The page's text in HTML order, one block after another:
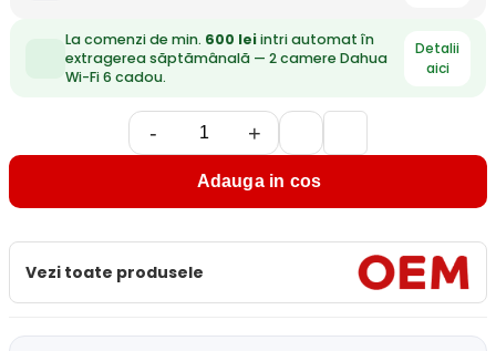
La comenzi de min. 600 leiintri automat în
extragerea săptămânală — 2 camere Dahua
Wi-Fi 6 cadou.
Detalii
aici
- +
Adauga in cos
Vezi toate produsele